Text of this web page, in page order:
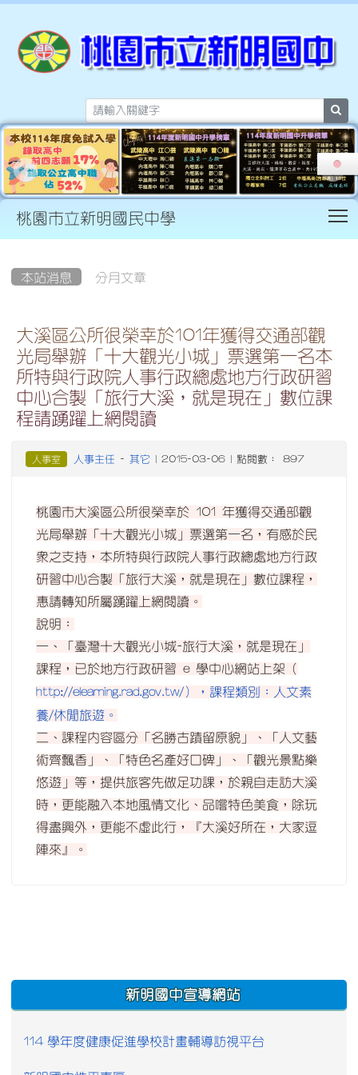
桃園市立新明國民中學
本站消息 分月文章
大溪區公所很榮幸於101年獲得交通部觀
光局舉辦「十大觀光小城」票選第一名本
所特與行政院人事行政總處地方行政研習
中心合製「旅行大溪，就是現在」數位課
程請踴躍上網閱讀
人事室 人事主任 - 其它 | 2015-03-06 | 點閱數： 897
桃園市大溪區公所很榮幸於 101 年獲得交通部觀
光局舉辦「十大觀光小城」票選第一名，有感於民
眾之支持，本所特與行政院人事行政總處地方行政
研習中心合製「旅行大溪，就是現在」數位課程，
惠請轉知所屬踴躍上網閱讀。
說明：
一、「臺灣十大觀光小城-旅行大溪，就是現在」
課程，已於地方行政研習 e 學中心網站上架（
http://elearning.rad.gov.tw/），課程類別：人文素
養/休閒旅遊。
二、課程內容區分「名勝古蹟留原貌」、「人文藝
術齊飄香」、「特色名產好口碑」、「觀光景點樂
悠遊」等，提供旅客先做足功課，於親自走訪大溪
時，更能融入本地風情文化、品嚐特色美食，除玩
得盡興外，更能不虛此行，『大溪好所在，大家逗
陣來』。
:::
新明國中宣導網站
114 學年度健康促進學校計畫輔導訪視平台